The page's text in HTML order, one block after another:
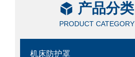
产品分类
PRODUCT CATEGORY
机床防护罩